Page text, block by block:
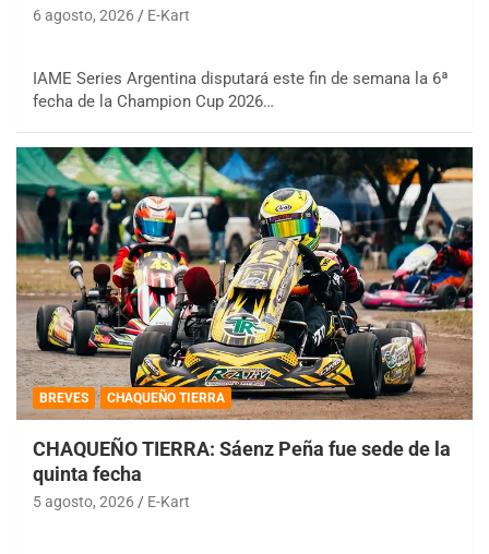
6 agosto, 2026 E-Kart
IAME Series Argentina disputará este fin de semana la 6ª
fecha de la Champion Cup 2026…
BREVES CHAQUEÑO TIERRA
CHAQUEÑO TIERRA: Sáenz Peña fue sede de la
quinta fecha
5 agosto, 2026 E-Kart